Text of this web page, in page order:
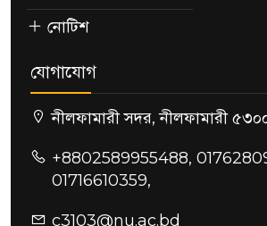
নোটিশ
যোগাযোগ
নীলফামারী সদর, নীলফামারী
+8802589955488,
01716610359,
c3103@nu.ac.bd